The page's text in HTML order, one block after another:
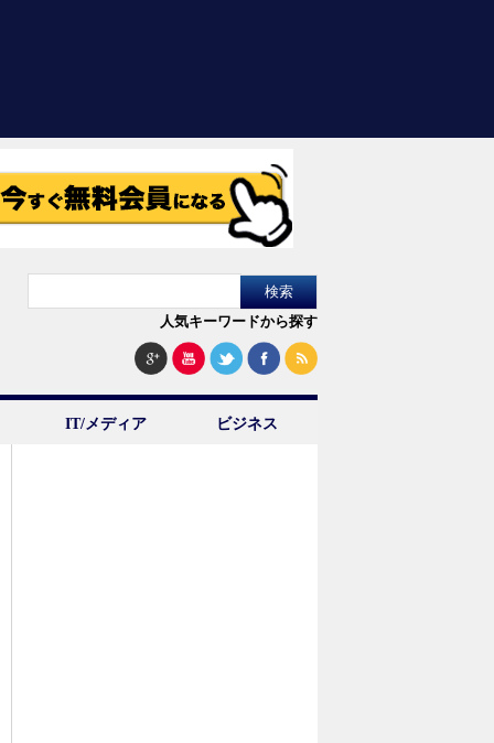
人気キーワードから探す
IT/メディア ビジネス